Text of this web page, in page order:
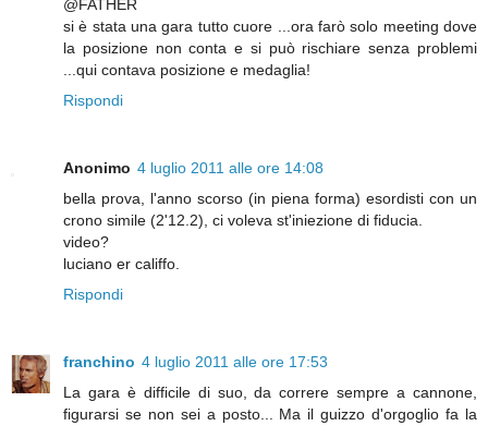
@FATHER
si è stata una gara tutto cuore ...ora farò solo meeting dove
la posizione non conta e si può rischiare senza problemi
...qui contava posizione e medaglia!
Rispondi
Anonimo 4 luglio 2011 alle ore 14:08
bella prova, l'anno scorso (in piena forma) esordisti con un
crono simile (2'12.2), ci voleva st'iniezione di fiducia.
video?
luciano er califfo.
Rispondi
franchino 4 luglio 2011 alle ore 17:53
La gara è difficile di suo, da correre sempre a cannone,
figurarsi se non sei a posto... Ma il guizzo d'orgoglio fa la